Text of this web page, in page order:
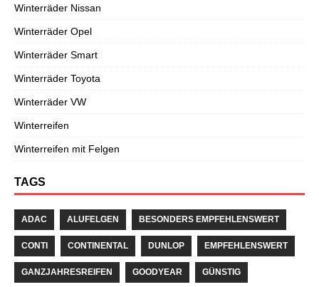
Winterräder Nissan
Winterräder Opel
Winterräder Smart
Winterräder Toyota
Winterräder VW
Winterreifen
Winterreifen mit Felgen
TAGS
ADAC ALUFELGEN BESONDERS EMPFEHLENSWERT
CONTI CONTINENTAL DUNLOP EMPFEHLENSWERT
GANZJAHRESREIFEN GOODYEAR GÜNSTIG